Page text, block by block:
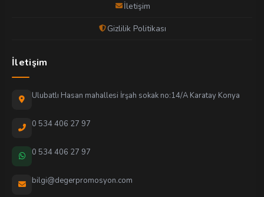
İletişim
Gizlilik Politikası
İletişim
Ulubatlı Hasan mahallesi İrşah sokak no:14/A Karatay Konya
0 534 406 27 97
0 534 406 27 97
bilgi@degerpromosyon.com